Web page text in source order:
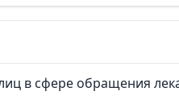
в сфере обращения